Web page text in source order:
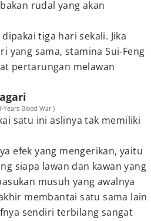
rudal yang akan
tiga hari sekali. Jika
yang sama, stamina Sui-Feng
pertarungan melawan
Blood War )
satu ini aslinya tak memiliki
efek yang mengerikan, yaitu
siapa lawan dan kawan yang
musuh yang awalnya
membantai satu sama lain
sendiri terbilang sangat